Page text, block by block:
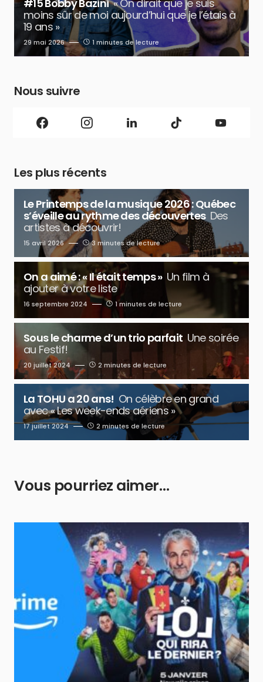
#15 Bobby Bazini « On dirait que je suis
moins sûr de moi aujourd’hui que je l’étais à
19 ans »
29 mai 2026 1 minutes de lecture
Nous suivre
Les plus récents
Le Printemps de la musique 2026 : Québec
s’éveille au rythme des découvertes Des
artistes à découvrir!
15 avril 2026 3 minutes de lecture
On a aimé : « Il était temps » Un film à
ajouter à votre liste
16 septembre 2024 1 minutes de lecture
Sous le charme d’un trio parfait Une soirée
au Festif!
20 juillet 2024 2 minutes de lecture
La TOHU a 20 ans! On célèbre en grand
avec « Les week-ends aériens »
17 juillet 2024 2 minutes de lecture
Vous pourriez aimer…